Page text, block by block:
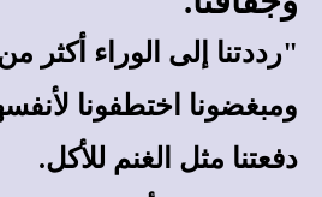
"رددتنا إلى الوراء أكثر
ومبغضونا اختطفونا
دفعتنا مثل الغنم للأكل.